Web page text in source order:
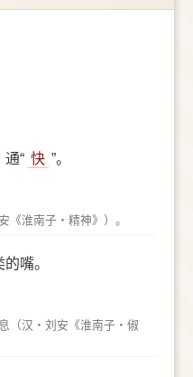
通“ 快 ”。
《淮南子‧精神》）。
嘴。
（汉‧刘安《淮南子‧俶